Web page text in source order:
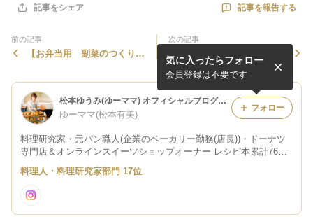
記事をシェア 記事を報告する
前の記事
【お弁当用 副菜のつくりお
次の記事
YouTubeが公開になりまし
た 14品のつくりおきレシ
ピを伝授させていただきまし
た
松本ゆうみ(ゆーママ) オフィシャルブログ Powered by Ameba
ゆーママ(松本有美)
料理研究家・元パン職人(企業のベーカリー勤務(店長))・ドーナツ
専門店＆オンラインスイーツショップオーナー レシピ本累計76万
部突破 TV出演、企業のレシピ開発、アドバイザー、cm.動画、セ
ミナー出演など。 お仕事依頼はこちら→yuumama.cafe@gmail.co
m
気に入ったらフォロー
会員登録は不要です
フォロー
料理人・料理研究家部門 17位